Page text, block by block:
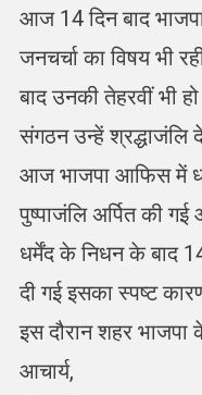
आज 14 दिन बाद
जनचर्चा का विषय भी
बाद उनकी तेहरवीं भी
संगठन उन्हें श्रद्धाजंलि
आज भाजपा आफिस में
पुष्पाजंलि अर्पित की
धर्मेंद के निधन के बाद
दी गई इसका स्पष्ट
इस दौरान शहर भाजपा
आचार्य,